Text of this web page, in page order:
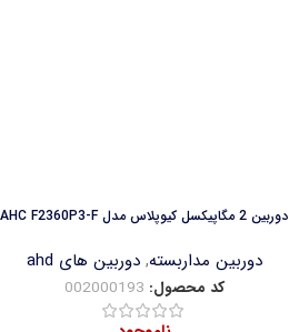
دوربین 2 مگاپیکسل کیوپلاس مدل AHC F2360P3-F
دوربین مداربسته,دوربین های ahd
کد محصول: 002000193